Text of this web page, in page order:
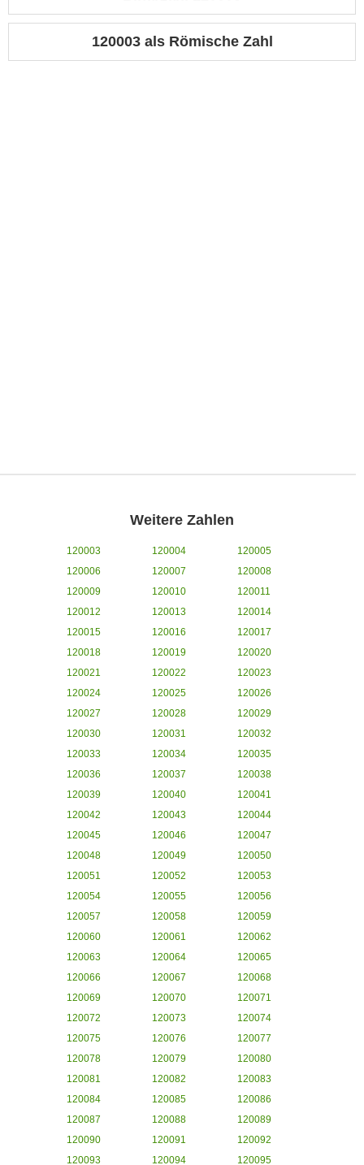
120003 als Römische Zahl
Weitere Zahlen
120003 120004
120005
120006
120007
120008
120009
120010
120011
120012
120013
120014
120015
120016
120017
120018
120019
120020
120021
120022
120023
120024
120025
120026
120027
120028
120029
120030
120031
120032
120033
120034
120035
120036
120037
120038
120039
120040
120041
120042
120043
120044
120045
120046
120047
120048
120049
120050
120051
120052
120053
120054
120055
120056
120057
120058
120059
120060
120061
120062
120063
120064
120065
120066
120067
120068
120069
120070
120071
120072
120073
120074
120075
120076
120077
120078
120079
120080
120081
120082
120083
120084
120085
120086
120087
120088
120089
120090
120091
120092
120093
120094 120095